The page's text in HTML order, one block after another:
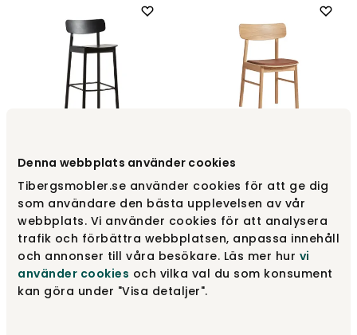
Denna webbplats använder cookies
Tibergsmobler.se använder cookies för att ge dig
som användare den bästa upplevelsen av vår
webbplats. Vi använder cookies för att analysera
trafik och förbättra webbplatsen, anpassa innehåll
och annonser till våra besökare. Läs mer hur vi
använder cookies och vilka val du som konsument
kan göra under "Visa detaljer".
Soma Barstol SH75 |
Sortmalet Ask
WOUD
5 290 kr
Soma Stol Olieret Eg |
Lædersæde Cognac
WOUD
4 435 kr